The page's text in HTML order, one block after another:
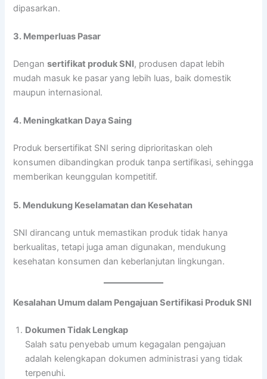
dipasarkan.
3. Memperluas Pasar
Dengansertifikat produk SNI, produsen dapat lebih
mudah masuk ke pasar yang lebih luas, baik domestik
maupun internasional.
4. Meningkatkan Daya Saing
Produk bersertifikat SNI sering diprioritaskan oleh
konsumen dibandingkan produk tanpa sertifikasi, sehingga
memberikan keunggulan kompetitif.
5. Mendukung Keselamatan dan Kesehatan
SNI dirancang untuk memastikan produk tidak hanya
berkualitas, tetapi juga aman digunakan, mendukung
kesehatan konsumen dan keberlanjutan lingkungan.
Kesalahan Umum dalam Pengajuan Sertifikasi Produk SNI
Dokumen Tidak Lengkap
Salah satu penyebab umum kegagalan pengajuan
adalah kelengkapan dokumen administrasi yang tidak
terpenuhi.